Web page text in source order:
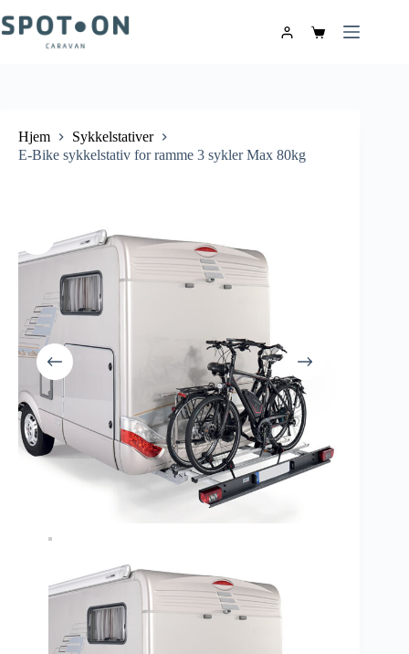
Hjem
Sykkelstativer
E-Bike sykkelstativ for ramme 3 sykler Max 80kg